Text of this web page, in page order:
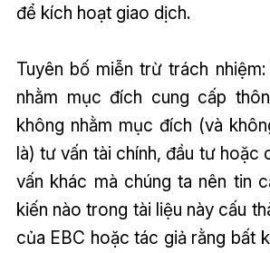
để kích hoạt giao dịch.
Tuyên bố miễn trừ trách
nhằm mục đích cung cấp
không nhằm mục đích (và
là) tư vấn tài chính, đầu tư hoặc
vấn khác mà chúng ta nên tin
kiến nào trong tài liệu này cấu
của EBC hoặc tác giả rằng bất